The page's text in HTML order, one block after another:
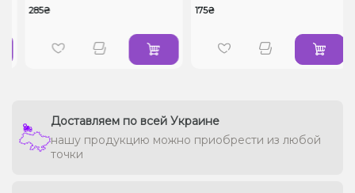
285₴ 175₴
Доставляем по всей Украине
нашу продукцию можно приобрести из любой
точки